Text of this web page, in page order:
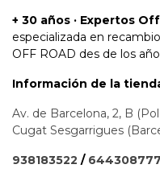
+ 30 años · Expertos
especializada en
OFF ROAD des de los
Información de la
Av. de Barcelona, 2, B
Cugat Sesgarrigues
938183522 / 644308777